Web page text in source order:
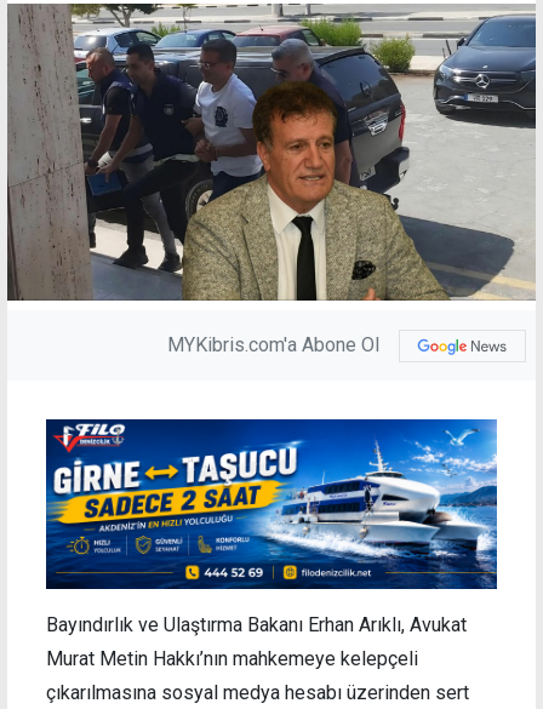
MYKibris.com'a Abone Ol
Bayındırlık ve Ulaştırma Bakanı Erhan Arıklı, Avukat
Murat Metin Hakkı’nın mahkemeye kelepçeli
çıkarılmasına sosyal medya hesabı üzerinden sert